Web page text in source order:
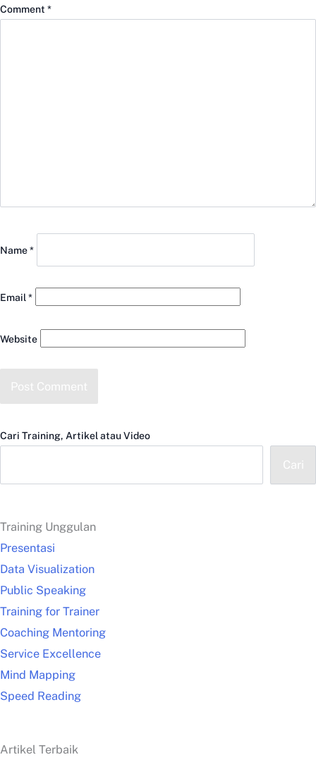
Comment *
Name*
Email *
Website
Cari Training, Artikel atau Video
Cari
Training Unggulan
Presentasi
Data Visualization
Public Speaking
Training for Trainer
Coaching Mentoring
Service Excellence
Mind Mapping
Speed Reading
Artikel Terbaik